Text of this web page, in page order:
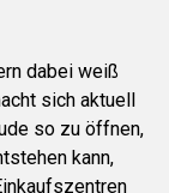
dabei weiß
sich aktuell
so zu öffnen,
kann,